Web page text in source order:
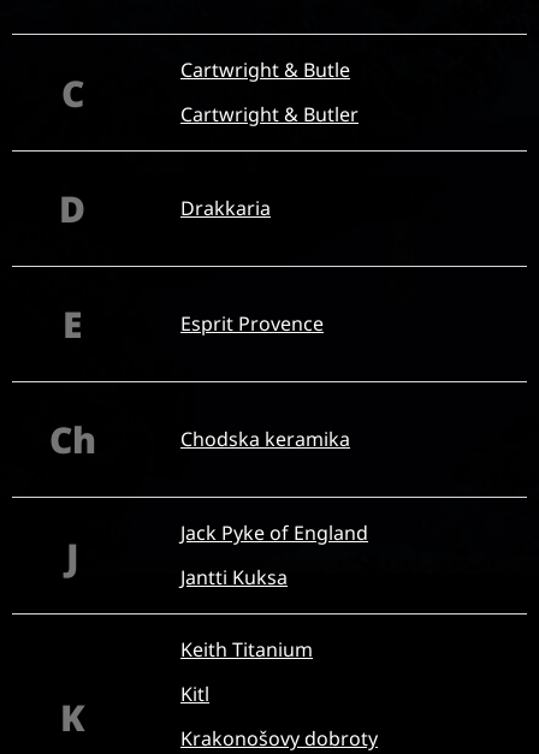
C
Cartwright & Butle
Cartwright & Butler
D Drakkaria
E Esprit Provence
Ch Chodska keramika
J
Jack Pyke of England
Jantti Kuksa
K
Keith Titanium
Kitl
Krakonošovy dobroty